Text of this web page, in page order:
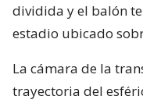
dividida y el balón
estadio ubicado
La cámara de la
trayectoria del